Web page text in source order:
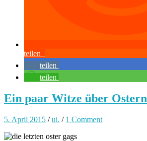
teilen
teilen
teilen
Ein paar Witze über Ostern
5. April 2015 /ui. / 1 Comment